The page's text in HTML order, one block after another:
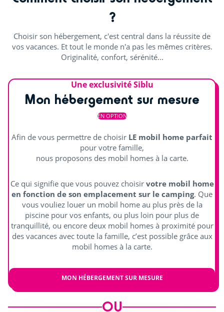
Salle de sport
Distraire les enfants
Animations
Scène extérieure
Animations en journée et soirée
Spectacles
Salle de spectacle
?
Choisir son hébergement, c'est central dans la réussite de
vos vacances. Et tout le monde n'a pas les mêmes critères.
Originalité, confort, sérénité...
Une exclusivité Siblu
Mon hébergement sur mesure
EN OPTION
Afin de vous permettre de choisir LE mobil home parfait
pour votre famille,
nous proposons des mobil homes à la carte.
Ce qui signifie que vous pouvez choisir votre mobil home
en fonction de son emplacement sur le camping. Que
vous vouliez louer un mobil home au plus près de la
piscine pour vos enfants, ou plus loin pour plus de
tranquillité, ou encore deux mobil homes à proximité pour
des vacances avec toute la famille, c’est possible grâce aux
mobil homes à la carte.
MON HÉBERGEMENT SUR MESURE
OU